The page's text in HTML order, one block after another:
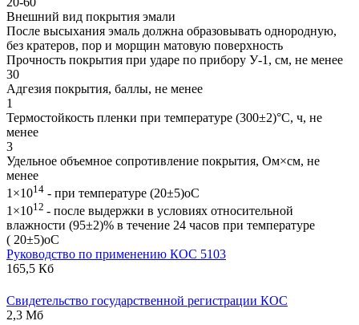
Внешний вид покрытия эмали
После высыхания эмаль должна образовывать однородную,
без кратеров, пор и морщин матовую поверхность
Прочность покрытия при ударе по прибору У-1, см, не менее
30
Адгезия покрытия, баллы, не менее
1
Термостойкость пленки при температуре (300±2)°С, ч, не
менее
3
Удельное объемное сопротивление покрытия, Ом×см, не
менее
1×1014 - при температуре (20±5)оС
1×1012 - после выдержки в условиях относительной
влажности (95±2)% в течение 24 часов при температуре
( 20±5)оС
Руководство по применению КОС 5103
165,5 Кб
Свидетельство государственной регистрации КОС
2,3 Мб